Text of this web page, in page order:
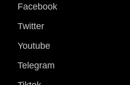
Facebook
Twitter
Youtube
Telegram